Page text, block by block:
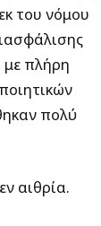
του νόμου
με πλήρη
πολύ
αιθρία.